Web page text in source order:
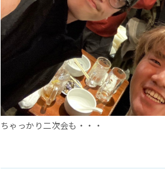
ちゃっかり二次会も・・・